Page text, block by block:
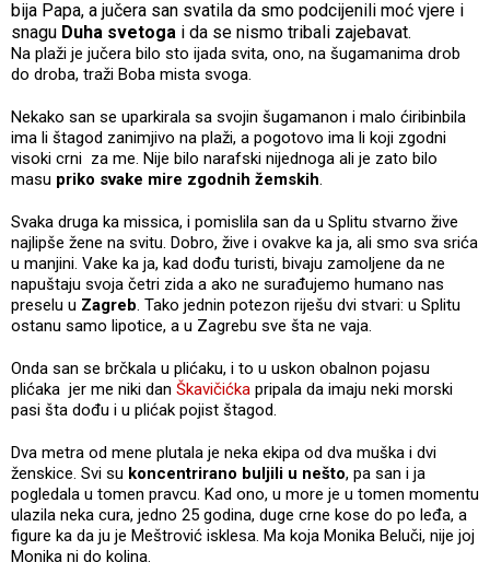
bija Papa, a jučera san svatila da smo podcijenili moć vjere i
snagu Duha svetoga i da se nismo tribali zajebavat.
Na plaži je jučera bilo sto ijada svita, ono, na šugamanima drob
do droba, traži Boba mista svoga.
Nekako san se uparkirala sa svojin šugamanon i malo ćiribinbila
ima li štagod zanimjivo na plaži, a pogotovo ima li koji zgodni
visoki crni za me. Nije bilo narafski nijednoga ali je zato bilo
masu priko svake mire zgodnih žemskih.
Svaka druga ka missica, i pomislila san da u Splitu stvarno žive
najlipše žene na svitu. Dobro, žive i ovakve ka ja, ali smo sva srića
u manjini. Vake ka ja, kad dođu turisti, bivaju zamoljene da ne
napuštaju svoja četri zida a ako ne surađujemo humano nas
preselu u Zagreb. Tako jednin potezon riješu dvi stvari: u Splitu
ostanu samo lipotice, a u Zagrebu sve šta ne vaja.
Onda san se brčkala u plićaku, i to u uskon obalnon pojasu
plićaka jer me niki dan Škavičićka pripala da imaju neki morski
pasi šta dođu i u plićak pojist štagod.
Dva metra od mene plutala je neka ekipa od dva muška i dvi
ženskice. Svi su koncentrirano buljili u nešto, pa san i ja
pogledala u tomen pravcu. Kad ono, u more je u tomen momentu
ulazila neka cura, jedno 25 godina, duge crne kose do po leđa, a
figure ka da ju je Meštrović isklesa. Ma koja Monika Beluči, nije joj
Monika ni do kolina.